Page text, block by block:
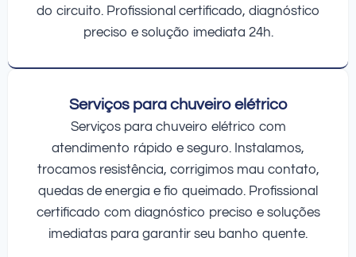
do circuito. Profissional certificado, diagnóstico
preciso e solução imediata 24h.
Serviços para chuveiro elétrico
Serviços para chuveiro elétrico com
atendimento rápido e seguro. Instalamos,
trocamos resistência, corrigimos mau contato,
quedas de energia e fio queimado. Profissional
certificado com diagnóstico preciso e soluções
imediatas para garantir seu banho quente.